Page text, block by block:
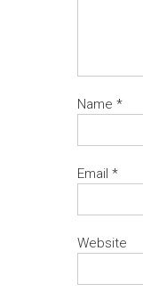
Name *
Email *
Website